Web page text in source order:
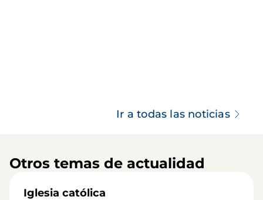
Ir a todas las noticias
Otros temas de actualidad
Iglesia católica